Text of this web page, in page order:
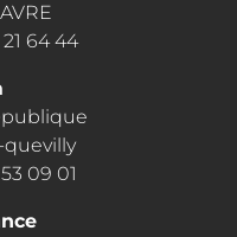
64 44
quevilly
09 01